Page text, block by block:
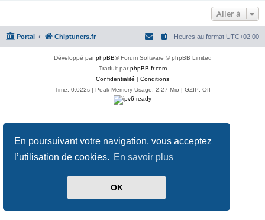
En poursuivant votre navigation, vous acceptez
l’utilisation de cookies. En savoir plus
OK
Aller à
Portal Chiptuners.fr Heures au format UTC+02:00
Développé parphpBB® Forum Software © phpBB Limited
Traduit parphpBB-fr.com
Confidentialité | Conditions
Time: 0.022s | Peak Memory Usage: 2.27 Mio | GZIP: Off